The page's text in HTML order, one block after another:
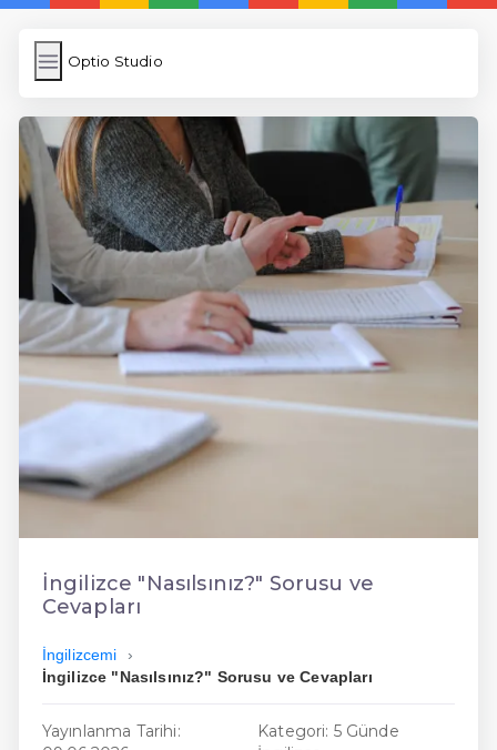
Optio Studio
Optio Studio
Subir Imagen
Wordpress Cache
Anasayfa
5 Günde İngilizce
İngilizce
Dil Eğitimi
En Hızlı İngilizce
En Kolay İngilizce
En Uygun İngilizce
Hızlı İngilizce
İngilizce "Nasılsınız?" Sorusu ve
Cevapları
İngilizcemi
İngilizce "Nasılsınız?" Sorusu ve Cevapları
Yayınlanma Tarihi:
Kategori: 5 Günde